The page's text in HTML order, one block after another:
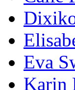
Eva
Karin